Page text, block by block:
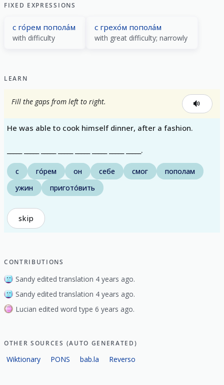
FIXED EXPRESSIONS
с го́рем попола́м
with difficulty
с грехо́м попола́м
with great difficulty; narrowly
LEARN
Fill the gaps from left to right.
He was able to cook himself dinner, after a fashion.
_____ _____ _____ _____ _____ _____ _____ _____.
с го́рем он себе смог
пополам
ужин
пригото́вить
skip
CONTRIBUTIONS
Sandy edited translation 4 years ago.
Sandy edited translation 4 years ago.
Lucian edited word type 6 years ago.
OTHER SOURCES (AUTO GENERATED)
Wiktionary PONS bab.la Reverso